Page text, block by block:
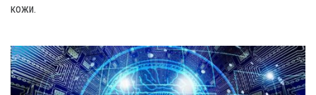
кожи.